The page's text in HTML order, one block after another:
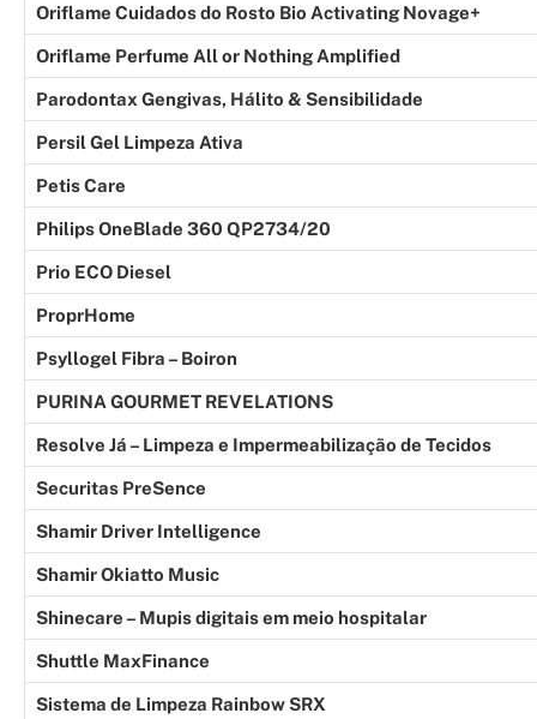
Oriflame Cuidados do Rosto Bio Activating Novage+
Oriflame Perfume All or Nothing Amplified
Parodontax Gengivas, Hálito & Sensibilidade
Persil Gel Limpeza Ativa
Petis Care
Philips OneBlade 360 QP2734/20
Prio ECO Diesel
ProprHome
Psyllogel Fibra – Boiron
PURINA GOURMET REVELATIONS
Resolve Já – Limpeza e Impermeabilização de Tecidos
Securitas PreSence
Shamir Driver Intelligence
Shamir Okiatto Music
Shinecare – Mupis digitais em meio hospitalar
Shuttle MaxFinance
Sistema de Limpeza Rainbow SRX